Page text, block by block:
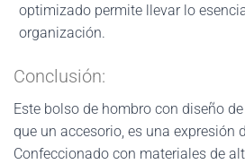
optimizado permite llevar lo
organización.
Conclusión:
Este bolso de hombro con diseño
que un accesorio, es una expresión
Confeccionado con materiales de